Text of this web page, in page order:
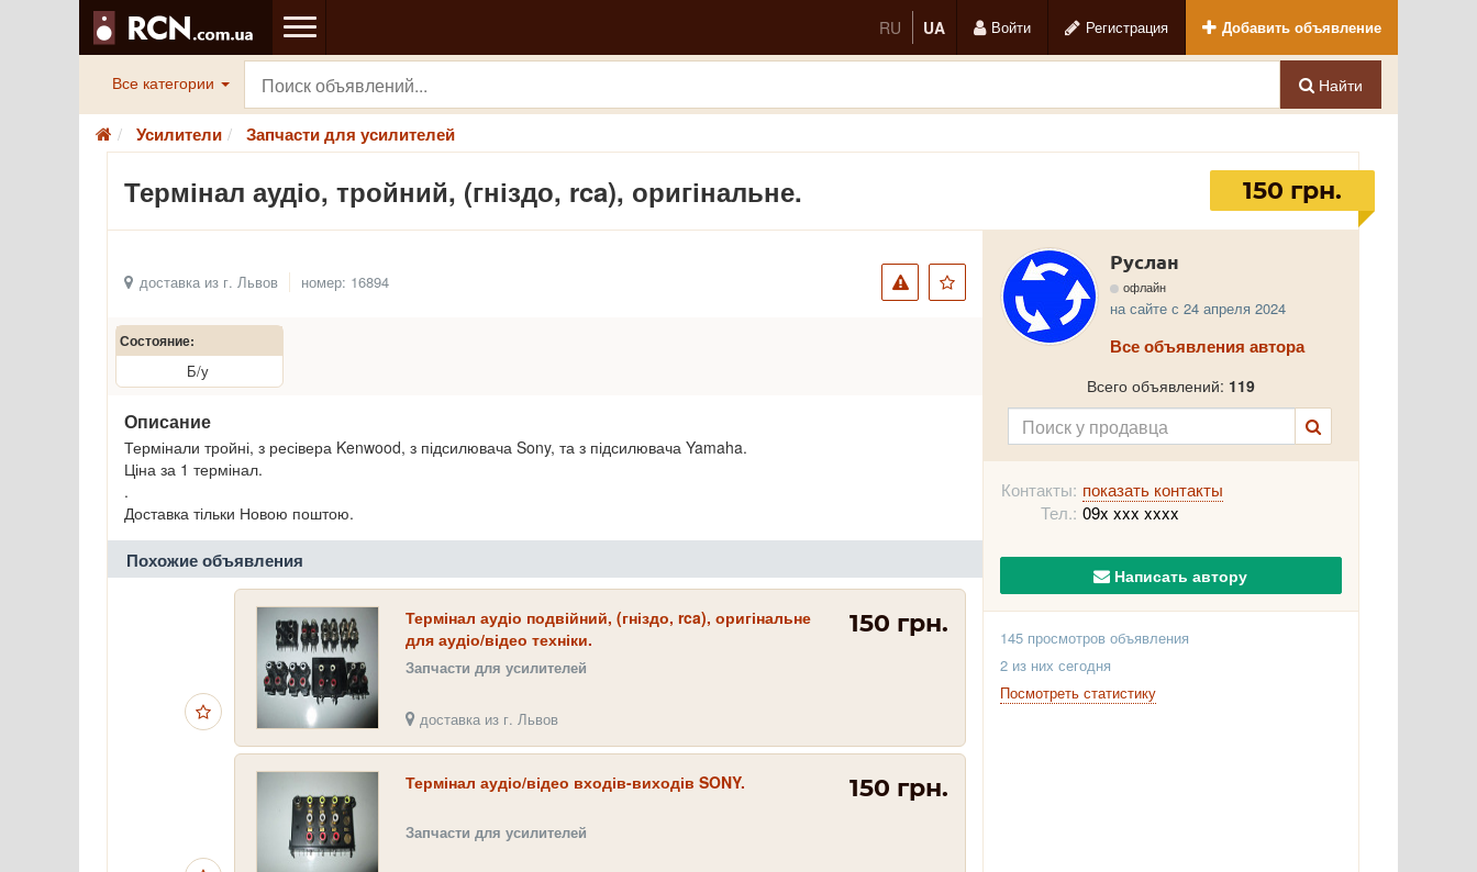
RU UA Войти Регистрация Добавить объявление
Все категории Найти
Усилители Запчасти для усилителей
Термінал аудіо, тройний, (гніздо, rca), оригінальне. 150 грн.
доставка из г. Львов номер: 16894
Состояние:
Б/у
Описание
Термінали тройні, з ресівера Kenwood, з підсилювача Sony, та з підсилювача Yamaha.
Ціна за 1 термінал.
.
Доставка тільки Новою поштою.
Похожие объявления
Термінал аудіо подвійний, (гніздо, rca), оригінальне
для аудіо/відео техніки.
Запчасти для усилителей
доставка из г. Львов
150 грн.
Термінал аудіо/відео входів-виходів SONY.
Запчасти для усилителей
150 грн.
Руслан
офлайн
на сайте с 24 апреля 2024
Все объявления автора
Всего объявлений: 119
Контакты: показать контакты
Тел.: 09x xxx xxxx
Написать автору
145 просмотров объявления
2 из них сегодня
Посмотреть статистику